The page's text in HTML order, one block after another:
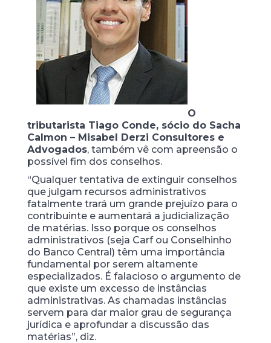
O
tributarista Tiago Conde, sócio do Sacha
Calmon – Misabel Derzi Consultores e
Advogados, também vê com apreensão o
possível fim dos conselhos.
“Qualquer tentativa de extinguir conselhos
que julgam recursos administrativos
fatalmente trará um grande prejuízo para o
contribuinte e aumentará a judicialização
de matérias. Isso porque os conselhos
administrativos (seja Carf ou Conselhinho
do Banco Central) têm uma importância
fundamental por serem altamente
especializados. É falacioso o argumento de
que existe um excesso de instâncias
administrativas. As chamadas instâncias
servem para dar maior grau de segurança
jurídica e aprofundar a discussão das
matérias”, diz.